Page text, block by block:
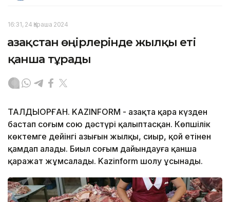
16:31, 24 Қараша 2024
Қазақстан өңірлерінде жылқы еті
қанша тұрады
ТАЛДЫҚОРҒАН. KAZINFORM - Қазақта қара күзден
бастап соғым сою дәстүрі қалыптасқан. Көпшілік
көктемге дейінгі азығын жылқы, сиыр, қой етінен
қамдап алады. Биыл соғым дайындауға қанша
қаражат жұмсалады. Kazinform шолу ұсынады.